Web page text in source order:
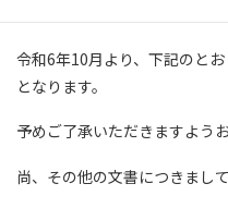
令和6年10月より、下記のとお
となります。
予めご了承いただきますよう
尚、その他の文書につきまし